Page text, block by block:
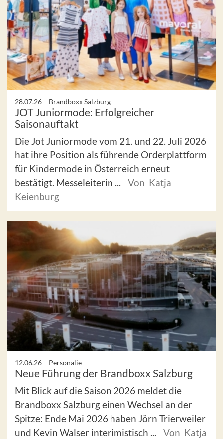
28.07.26 – Brandboxx Salzburg
JOT Juniormode: Erfolgreicher
Saisonauftakt
Die Jot Juniormode vom 21. und 22. Juli 2026
hat ihre Position als führende Orderplattform
für Kindermode in Österreich erneut
bestätigt. Messeleiterin ...
Von Katja
Keienburg
12.06.26 – Personalie
Neue Führung der Brandboxx Salzburg
Mit Blick auf die Saison 2026 meldet die
Brandboxx Salzburg einen Wechsel an der
Spitze: Ende Mai 2026 haben Jörn Trierweiler
und Kevin Walser interimistisch ...
Von Katja